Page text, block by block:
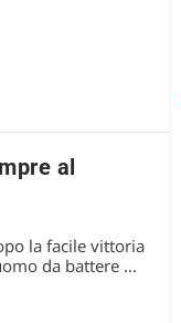
al
la facile vittoria
da battere …